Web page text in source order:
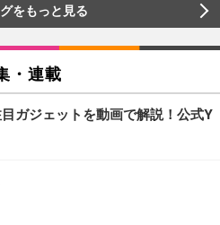
をもっと見る
・連載
目ガジェットを動画で解説！公式Y